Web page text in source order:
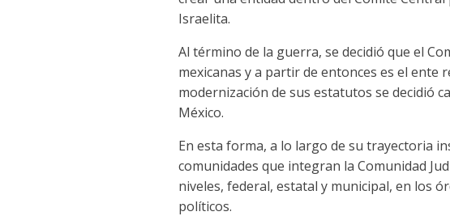
Israelita.
Al término de la guerra, se decidió que el
mexicanas y a partir de entonces es el ente
modernización de sus estatutos se decidió
México.
En esta forma, a lo largo de su trayectoria
comunidades que integran la Comunidad
niveles, federal, estatal y municipal, en los
políticos.